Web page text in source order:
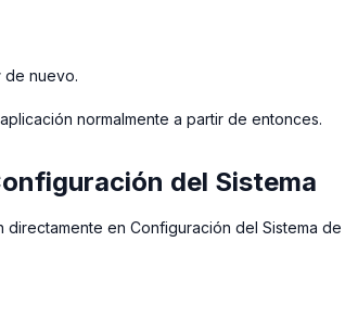
de nuevo.
normalmente a partir de entonces.
del Sistema
en Configuración del Sistema de